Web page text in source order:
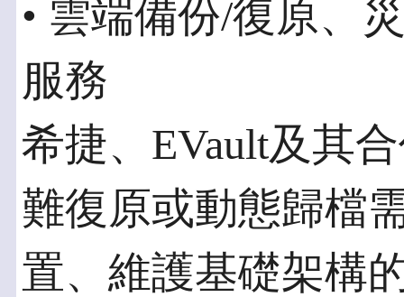
• 雲端備份/復原、
服務
希捷、EVault及其
難復原或動態歸檔
置、維護基礎架構